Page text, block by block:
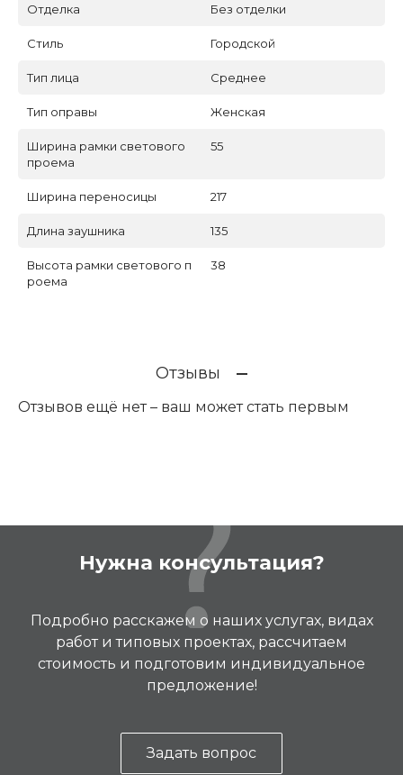
Отделка Без отделки
Стиль Городской
Тип лица Среднее
Тип оправы Женская
Ширина рамки светового
проема
55
Ширина переносицы 217
Длина заушника 135
Высота рамки светового п
роема
38
Отзывы
Отзывов ещё нет – ваш может стать первым
Нужна консультация?
Подробно расскажем о наших услугах, видах
работ и типовых проектах, рассчитаем
стоимость и подготовим индивидуальное
предложение!
Задать вопрос